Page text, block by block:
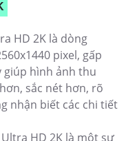
HD 2K là dòng
pixel, gấp
giúp hình ảnh thu
sắc nét hơn, rõ
nhận biết các chi tiết
HD 2K là một sự